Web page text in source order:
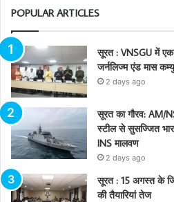
POPULAR ARTICLES
सूरत : VNSGU में एक
जर्नलिज्म एंड मास
2 days ago
सूरत का गौरव: AM/
स्टील से सुसज्जित
INS मालवण
2 days ago
सूरत : 15 अगस्त के
की तैयारियां तेज